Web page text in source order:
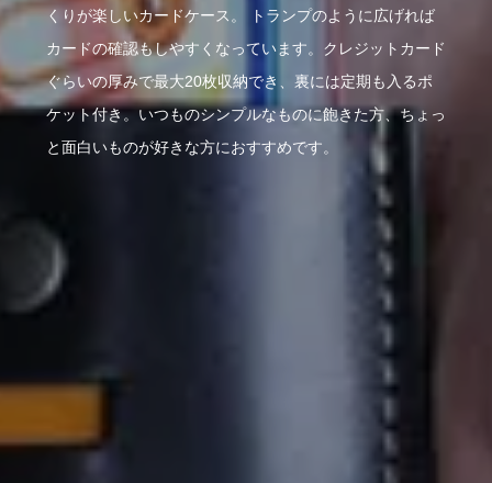
くりが楽しいカードケース。 トランプのように広げれば
カードの確認もしやすくなっています。クレジットカード
ぐらいの厚みで最大20枚収納でき、裏には定期も入るポ
ケット付き。いつものシンプルなものに飽きた方、ちょっ
と面白いものが好きな方におすすめです。